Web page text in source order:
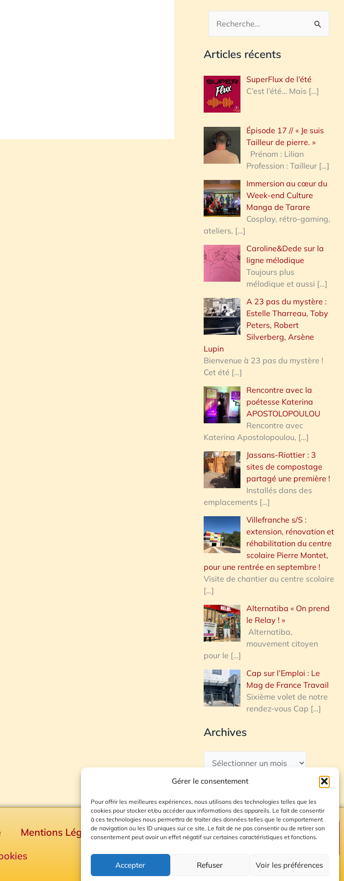
Gérer le consentement
Pour offrir les meilleures expériences, nous utilisons des technologies telles que les
cookies pour stocker et/ou accéder aux informations des appareils. Le fait de consentir
à ces technologies nous permettra de traiter des données telles que le comportement
de navigation ou les ID uniques sur ce site. Le fait de ne pas consentir ou de retirer son
consentement peut avoir un effet négatif sur certaines caractéristiques et fonctions.
Accepter Refuser Voir les préférences
c
h
r
h
e
:
Articles récents
SuperFlux de l’été
C’est l’été… Mais […]
Épisode 17 // « Je suis
Tailleur de pierre. »
Prénom : Lilian
Profession : Tailleur […]
Immersion au cœur du
Week-end Culture
Manga de Tarare
Cosplay, rétro-gaming,
ateliers, […]
Caroline&Dede sur la
ligne mélodique
Toujours plus
mélodique et aussi […]
A 23 pas du mystère :
Estelle Tharreau, Toby
Peters, Robert
Silverberg, Arsène
Lupin
Bienvenue à 23 pas du mystère !
Cet été […]
Rencontre avec la
poétesse Katerina
APOSTOLOPOULOU
Rencontre avec
Katerina Apostolopoulou, […]
Jassans-Riottier : 3
sites de compostage
partagé une première !
Installés dans des
emplacements […]
Villefranche s/S :
extension, rénovation et
réhabilitation du centre
scolaire Pierre Montet,
pour une rentrée en septembre !
Visite de chantier au centre scolaire
[…]
Alternatiba « On prend
le Relay ! »
Alternatiba,
mouvement citoyen
pour le […]
Cap sur l’Emploi : Le
Mag de France Travail
Sixième volet de notre
rendez-vous Cap […]
Archives
Mentions Légales
Plan du site